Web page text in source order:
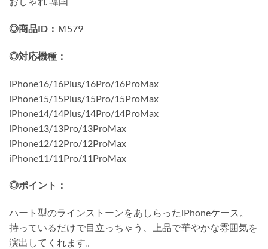
◎商品ID： Ｍ579
◎対応機種：
iPhone16/16Plus/16Pro/16ProMax
iPhone15/15Plus/15Pro/15ProMax
iPhone14/14Plus/14Pro/14ProMax
iPhone13/13Pro/13ProMax
iPhone12/12Pro/12ProMax
iPhone11/11Pro/11ProMax
◎ポイント：
ハート型のラインストーンをあしらったiPhoneケース。
持っているだけで目立っちゃう、上品で華やかな雰囲気を
演出してくれます。